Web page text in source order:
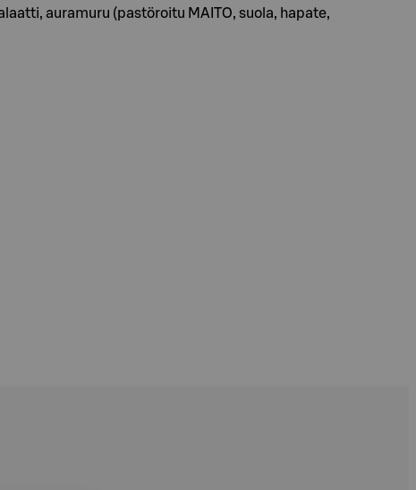
auramuru (pastöroitu MAITO, suola, hapate,